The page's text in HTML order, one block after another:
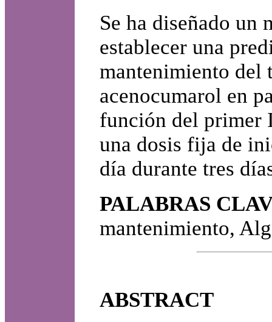
Se ha diseñado un
establecer una
mantenimiento del
acenocumarol en
función del primer
una dosis fija de
día durante tres
PALABRAS
mantenimiento,
ABSTRACT